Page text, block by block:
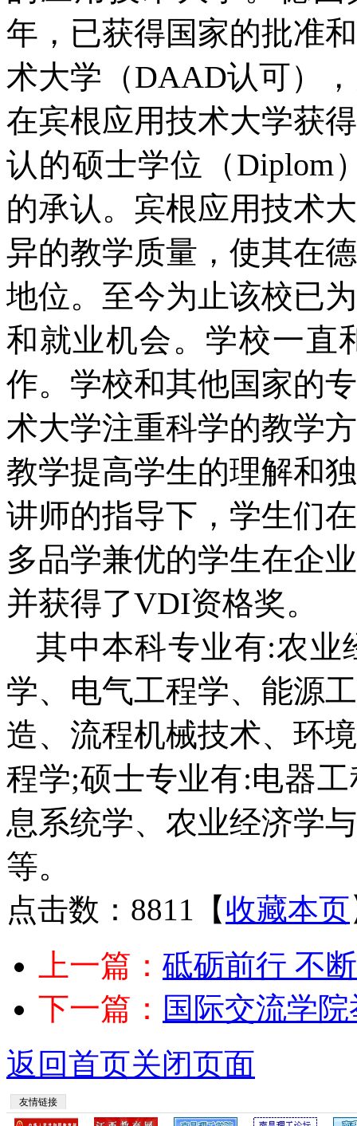
年，已获得国家的批准
术大学（DAAD认可）
在宾根应用技术大学获
认的硕士学位（Diplom
的承认。宾根应用技术
异的教学质量，使其在
地位。至今为止该校已
和就业机会。学校一直
作。学校和其他国家的
术大学注重科学的教学
教学提高学生的理解和
讲师的指导下，学生们
多品学兼优的学生在企
并获得了VDI资格奖。
其中本科专业有:农业
学、电气工程学、能源
造、流程机械技术、环
程学;硕士专业有:电器
息系统学、农业经济学
等。
点击数：8811 【收藏本页
上一篇： 砥砺前行 不
下一篇： 国际交流学
返回首页关闭页面
友情链接